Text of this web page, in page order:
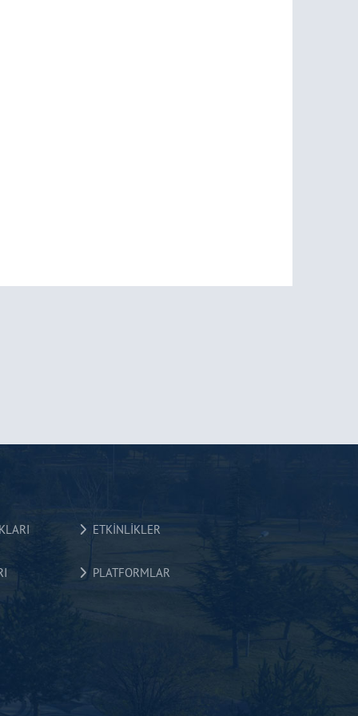
ETKİNLİKLER
PLATFORMLAR